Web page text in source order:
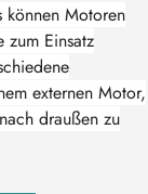
können Motoren
zum Einsatz
externen Motor,
draußen zu